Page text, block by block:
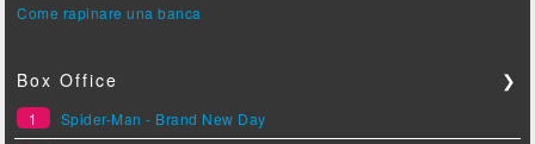
Come rapinare una banca
Box Office ❯
1
Spider-Man - Brand New Day